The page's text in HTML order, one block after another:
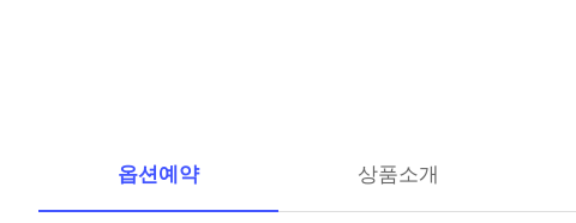
옵션예약 상품소개